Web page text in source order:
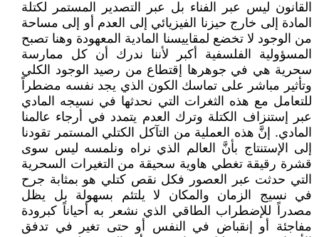
القانون ليس عبر الفناء بل عبر التصدير المستمر لكتلة
المادة إلى خارج حيزنا الفيزيائي إلى العدم أو إلى مساحة
من الوجود لا تخضع لمقاييسنا المادية المعهودة وهنا تصبح
المسؤولية الفلسفية أكبر لأننا ندرك أن كل ممارسة
سحرية هي في جوهرها إقتطاع من رصيد الوجود الكلي
وتأثير مباشر على تماسك الكون الذي يجد نفسه مضطراً
للتعامل مع هذه الثغرات التي نحدثها في نسيجه المادي
عبر إستنزاف الكتلة وترك العدم يتمدد في أرجاء عالمنا
المادي. إنَّ هذه العملية من التآكل الكتلي المستمر تقودنا
إلى الإستنتاج بأنَّ العالم الذي نراه ونلمسه ليس سوى
قشرة رقيقة تغطي هاوية سحيقة من التغيرات السحرية
التي حدثت عبر العصور فكل نقص كتلي هو بمثابة جرح
في نسيج الزمان والمكان لا يلتئم بسهولة بل يظل
مصدراً للإضطراب الطاقي الذي نشعر به أحياناً كبرودة
مفاجئة أو إنقباض في النفس أو حتى تغير في تدفق